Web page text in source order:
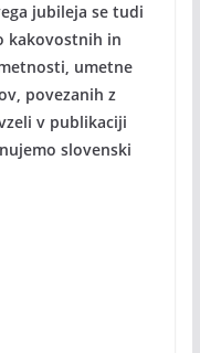
jubileja se tudi
kakovostnih in
umetne
povezanih z
v publikaciji
slovenski